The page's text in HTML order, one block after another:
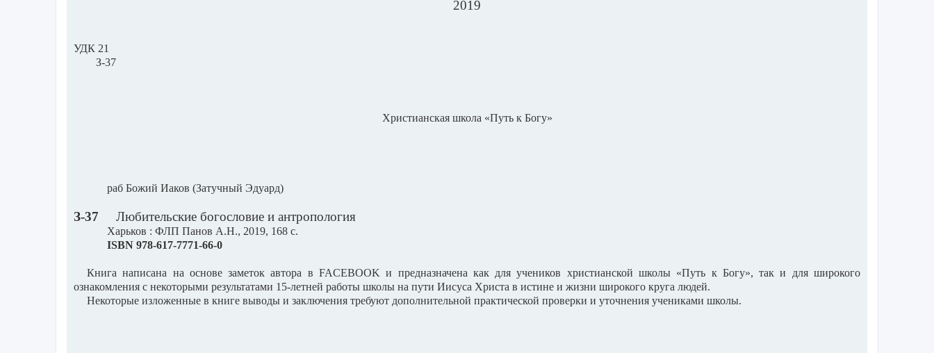
2019
УДК 21
З-37
Христианская школа «Путь к Богу»
раб Божий Иаков (Затучный Эдуард)
З-37 Любительские богословие и антропология
Харьков : ФЛП Панов А.Н., 2019, 168 с.
ISBN 978-617-7771-66-0
Книга написана на основе заметок автора в FACEBOOK и предназначена как для учеников христианской школы «Путь к Богу», так и для широкого
ознакомления с некоторыми результатами 15-летней работы школы на пути Иисуса Христа в истине и жизни широкого круга людей.
Некоторые изложенные в книге выводы и заключения требуют дополнительной практической проверки и уточнения учениками школы.